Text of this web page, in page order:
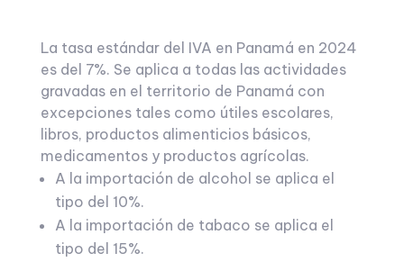
La tasa estándar del IVA en Panamá en 2024
es del 7%. Se aplica a todas las actividades
gravadas en el territorio de Panamá con
excepciones tales como útiles escolares,
libros, productos alimenticios básicos,
medicamentos y productos agrícolas.
A la importación de alcohol se aplica el
tipo del 10%.
A la importación de tabaco se aplica el
tipo del 15%.